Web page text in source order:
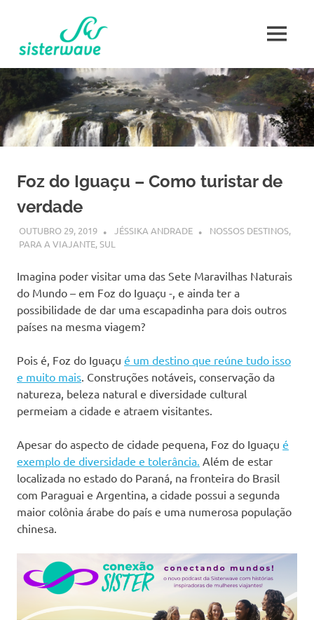
content
Viajante
MENU
Foz do Iguaçu – Como turistar de
verdade
OUTUBRO 29, 2019 JÉSSIKA ANDRADE NOSSOS DESTINOS,
PARA A VIAJANTE,SUL
Imagina poder visitar uma das Sete Maravilhas Naturais
do Mundo – em Foz do Iguaçu -, e ainda ter a
possibilidade de dar uma escapadinha para dois outros
países na mesma viagem?
Pois é, Foz do Iguaçu é um destino que reúne tudo isso
e muito mais. Construções notáveis, conservação da
natureza, beleza natural e diversidade cultural
permeiam a cidade e atraem visitantes.
Apesar do aspecto de cidade pequena, Foz do Iguaçu é
exemplo de diversidade e tolerância. Além de estar
localizada no estado do Paraná, na fronteira do Brasil
com Paraguai e Argentina, a cidade possui a segunda
maior colônia árabe do país e uma numerosa população
chinesa.